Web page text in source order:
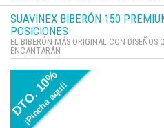
SUAVINEX BIBERÓN 150
POSICIONES
EL BIBERÓN MÁS ORIGINAL CON DISEÑOS
ENCANTARÁN
DTO. 10%
¡Pincha aquí!